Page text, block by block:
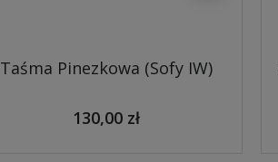
Taśma Pinezkowa (Sofy IW)
130,00 zł